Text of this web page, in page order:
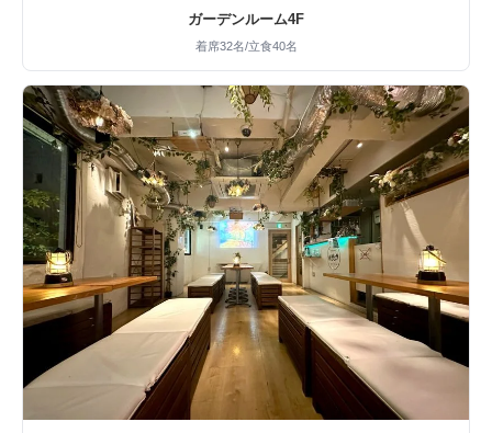
ガーデンルーム4F
着席32名/立食40名